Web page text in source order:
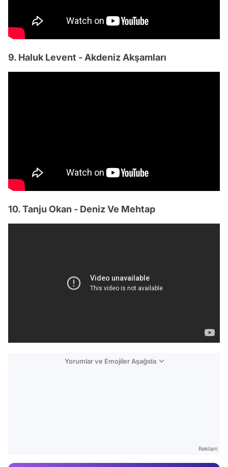
9. Haluk Levent - Akdeniz Akşamları
10. Tanju Okan - Deniz Ve Mehtap
Yorumlar ve Emojiler Aşağıda
Reklam